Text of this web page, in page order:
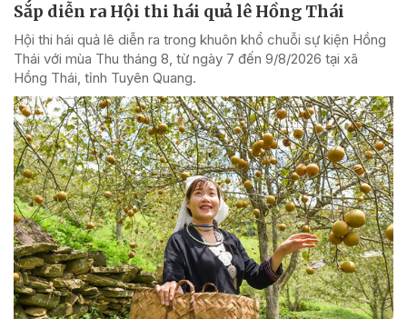
Sắp diễn ra Hội thi hái quả lê Hồng Thái
Hội thi hái quả lê diễn ra trong khuôn khổ chuỗi sự kiện Hồng
Thái với mùa Thu tháng 8, từ ngày 7 đến 9/8/2026 tại xã
Hồng Thái, tỉnh Tuyên Quang.